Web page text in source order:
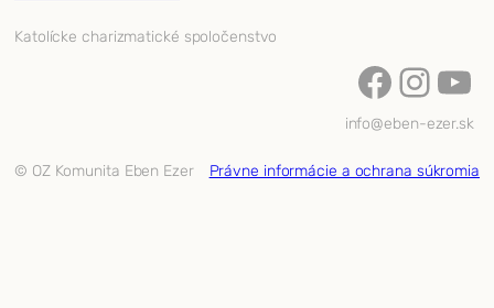
Katolícke charizmatické spoločenstvo
Facebook InstagramYouTube
info@eben-ezer.sk
© OZ Komunita Eben Ezer Právne informácie a ochrana súkromia